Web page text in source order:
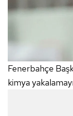
Fenerbahçe
kimya